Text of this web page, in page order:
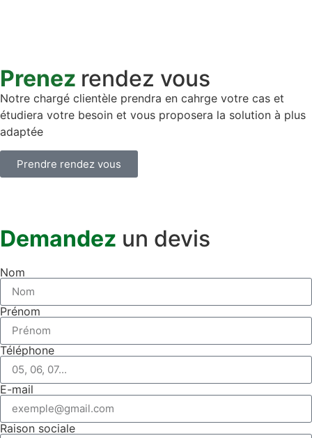
Prenez rendez vous
Notre chargé clientèle prendra en cahrge votre cas et
étudiera votre besoin et vous proposera la solution à plus
adaptée
Prendre rendez vous
Demandez un devis
Nom
Prénom
Téléphone
E-mail
Raison sociale